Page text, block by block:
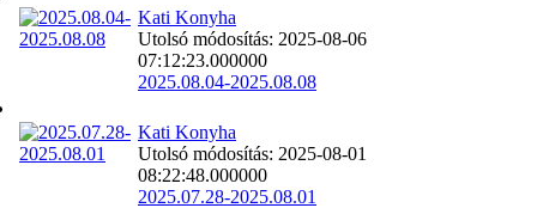
Kati Konyha
Utolsó módosítás: 2025-08-06
07:12:23.000000
2025.08.04-2025.08.08
Kati Konyha
Utolsó módosítás: 2025-08-01
08:22:48.000000
2025.07.28-2025.08.01